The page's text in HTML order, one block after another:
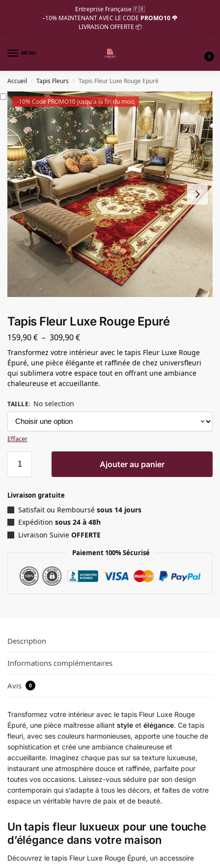
Entreprise Française 🇫🇷
–10% MAINTENANT AVEC LE CODE PROMO10 🌹
LIVRAISON OFFERTE 📦
MENU
0
Accueil / Tapis Fleurs / Tapis Fleur Luxe Rouge Epuré
-10% Code PROMO10 jusqu'a la fin du mois
Tapis Fleur Luxe Rouge Epuré
159,90€ – 309,90€
Transformez votre intérieur avec le tapis Fleur Luxe Rouge
Épuré, une pièce élégante et raffinée de chez universfleuri
qui sublimera votre espace tout en offrant une ambiance
chaleureuse et accueillante.
TAILLE: No selection
Effacer
Ajouter au panier
Livraison gratuite
Satisfait ou Remboursé sous 14 jours
Expédition sous 24 à 48h
Livraison Suivie OFFERTE
Paiement 100% Sécurisé
Description
Informations complémentaires
Avis 0
Transformez votre intérieur avec le tapis Fleur Luxe Rouge
Épuré, une pièce maîtresse alliant style et élégance. Ce tapis
fleuri, avec ses couleurs harmonieuses, apporte une touche de
sophistication et crée une ambiance chaleureuse et
accueillante. Imaginez chaque pas sur sa texture luxueuse,
instaurant une atmosphère douce et raffinée, parfaite pour
toutes vos occasions. Laissez-vous séduire par son design
contemporain qui s’adapte à tous les décors, et faites de votre
espace un véritable havre de paix et de beauté.
Un tapis fleur luxueux pour une touche
d’élégance dans votre maison
Découvrez le tapis Fleur Luxe Rouge Épuré, un accessoire